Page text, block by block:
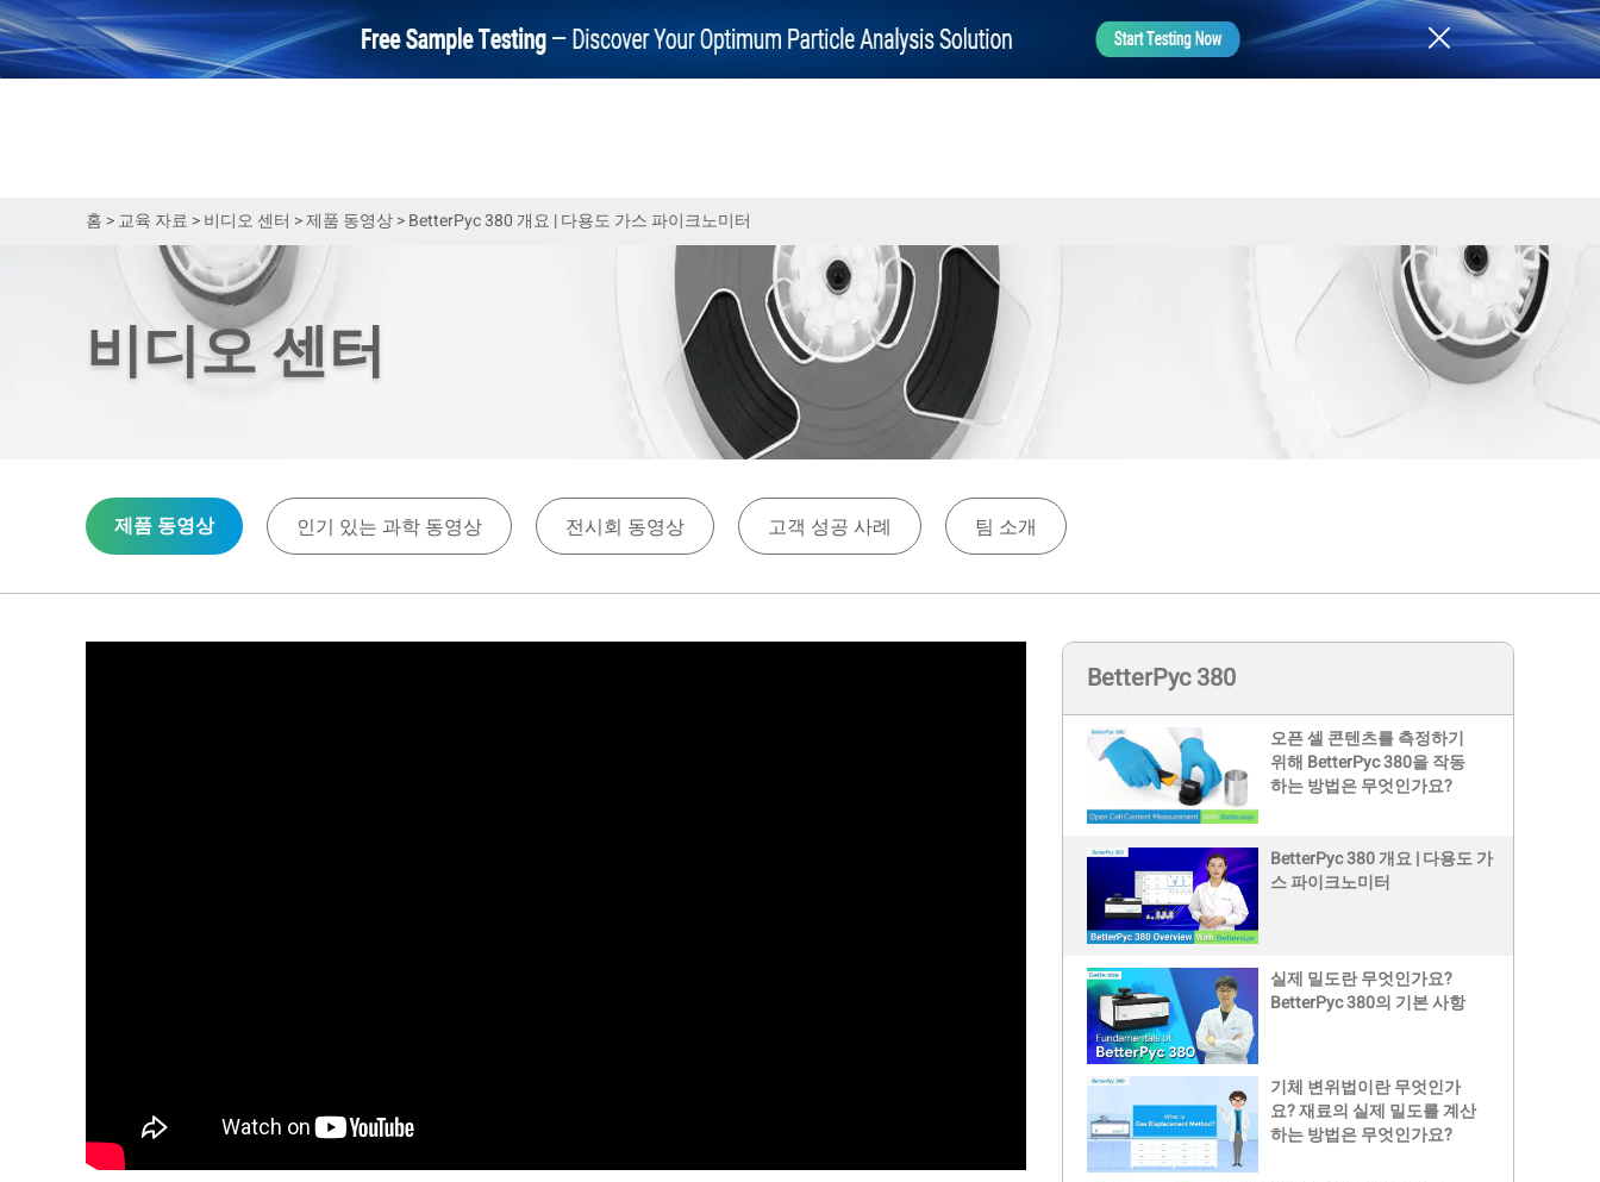
홈 >교육 자료 >비디오 센터 >제품 동영상>BetterPyc 380 개요 | 다용도 가스 파이크노미터
비디오 센터
제품 동영상 인기 있는 과학 동영상 전시회 동영상 고객 성공 사례 팀 소개
BetterPyc 380
오픈 셀 콘텐츠를 측정하기
위해 BetterPyc 380을 작동
하는 방법은 무엇인가요?
BetterPyc 380 개요 | 다용도 가
스 파이크노미터
실제 밀도란 무엇인가요?
BetterPyc 380의 기본 사항
기체 변위법이란 무엇인가
요? 재료의 실제 밀도를 계산
하는 방법은 무엇인가요?